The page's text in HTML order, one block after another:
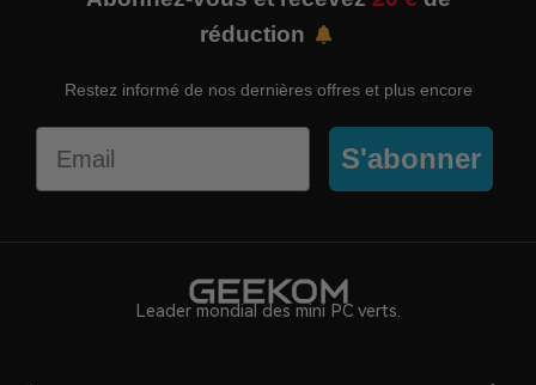
réduction
Restez informé de nos dernières offres et plus encore
S'abonner
Leader mondial des mini PC verts.